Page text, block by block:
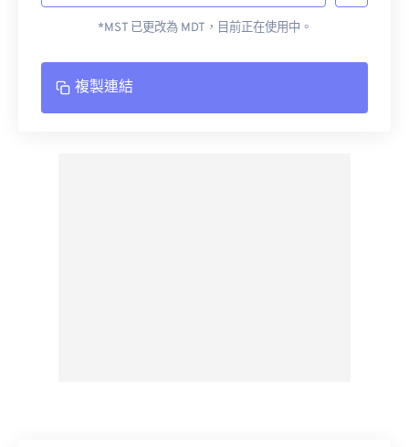
*MST 已更改為 MDT，目前正在使用中。
複製連結